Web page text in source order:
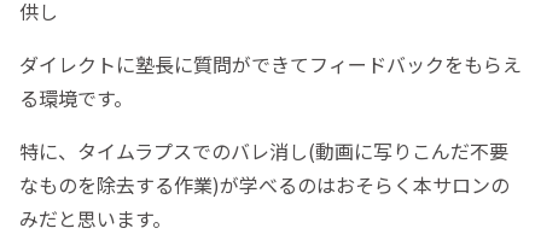
供し
ダイレクトに塾長に質問ができてフィードバックをもらえ
る環境です。
特に、タイムラプスでのバレ消し(動画に写りこんだ不要
なものを除去する作業)が学べるのはおそらく本サロンの
みだと思います。